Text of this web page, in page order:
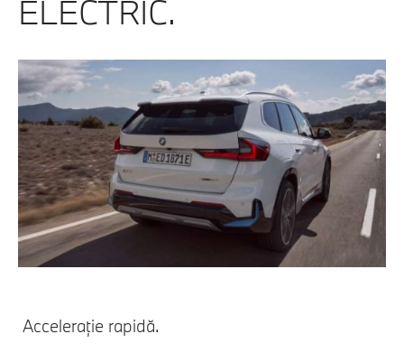
ELECTRIC.
Acceleraţie rapidă.